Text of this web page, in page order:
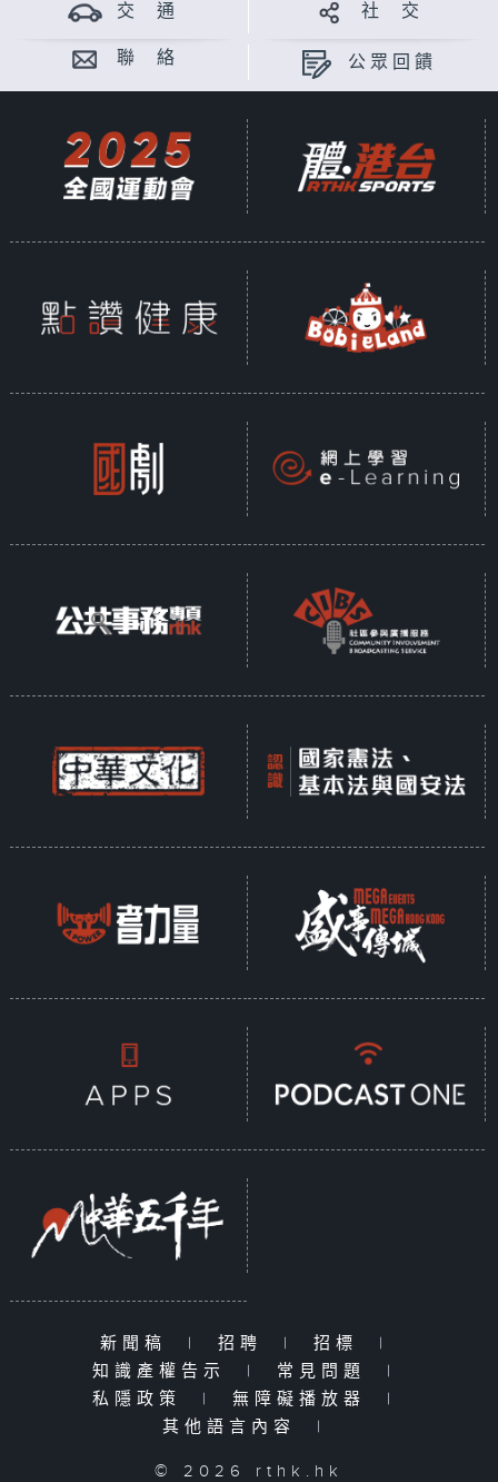
交 通 社 交
聯 絡 公眾回饋
新聞稿 | 招聘 | 招標
|
知識產權告示
| 常見問題
|
私隱政策
| 無障礙播放器
|
其他語言內容
|
© 2026 rthk.hk